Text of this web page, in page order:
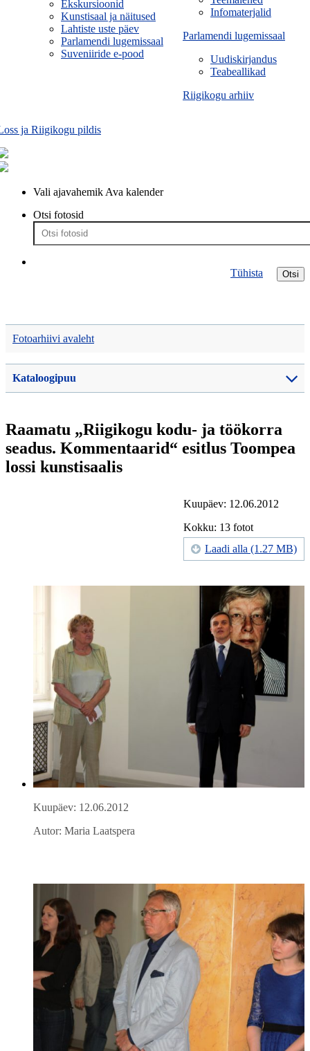
Infomaterjalid
Parlamendi lugemissaal
Uudiskirjandus
Teabeallikad
Riigikogu arhiiv
Ekskursioonid
Kunstisaal ja näitused
Lahtiste uste päev
Parlamendi lugemissaal
Suveniiride e-pood
ja Riigikogu pildis
Vali ajavahemik Ava kalender
Otsi fotosid
Otsi
Tühista
Fotoarhiivi avaleht
Kataloogipuu
Raamatu „Riigikogu kodu- ja töökorra
seadus. Kommentaarid“ esitlus Toompea
lossi kunstisaalis
Kuupäev: 12.06.2012
Kokku: 13 fotot
Laadi alla (1.27 MB)
Kuupäev: 12.06.2012
Autor: Maria Laatspera